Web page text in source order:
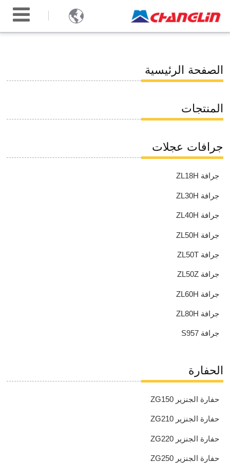

الصفحة الرئيسية
المنتجات
جرافات عجلات
جرافة ZL18H
جرافة ZL30H
جرافة ZL40H
جرافة ZL50H
جرافة ZL50T
جرافة ZL50Z
جرافة ZL60H
جرافة ZL80H
جرافة S957
الحفارة
حفارة الجنزير ZG150
حفارة الجنزير ZG210
حفارة الجنزير ZG220
حفارة الجنزير ZG250